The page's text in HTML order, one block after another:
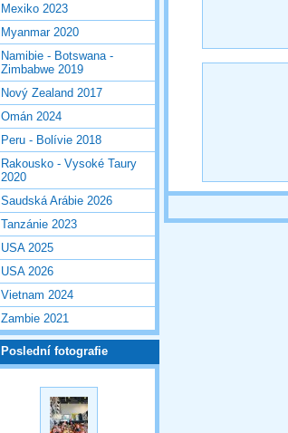
Mexiko 2023
Myanmar 2020
Namibie - Botswana -
Zimbabwe 2019
Nový Zealand 2017
Omán 2024
Peru - Bolívie 2018
Rakousko - Vysoké Taury
2020
Saudská Arábie 2026
Tanzánie 2023
USA 2025
USA 2026
Vietnam 2024
Zambie 2021
Poslední fotografie